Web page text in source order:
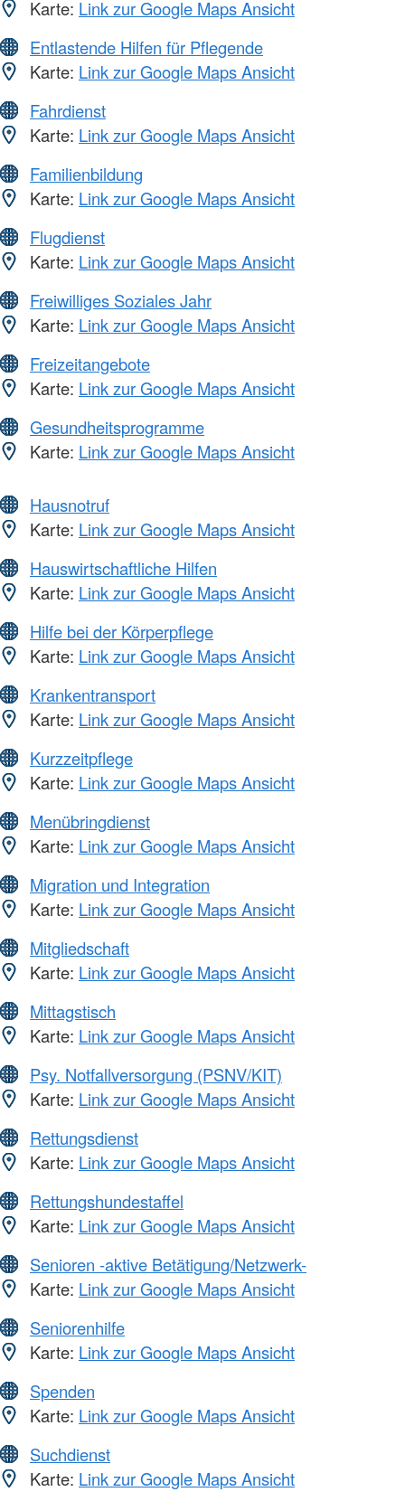
Karte: Link zur Google Maps Ansicht
Entlastende Hilfen für Pflegende
Karte: Link zur Google Maps Ansicht
Fahrdienst
Karte: Link zur Google Maps Ansicht
Familienbildung
Karte: Link zur Google Maps Ansicht
Flugdienst
Karte: Link zur Google Maps Ansicht
Freiwilliges Soziales Jahr
Karte: Link zur Google Maps Ansicht
Freizeitangebote
Karte: Link zur Google Maps Ansicht
Gesundheitsprogramme
Karte: Link zur Google Maps Ansicht
Hausnotruf
Karte: Link zur Google Maps Ansicht
Hauswirtschaftliche Hilfen
Karte: Link zur Google Maps Ansicht
Hilfe bei der Körperpflege
Karte: Link zur Google Maps Ansicht
Krankentransport
Karte: Link zur Google Maps Ansicht
Kurzzeitpflege
Karte: Link zur Google Maps Ansicht
Menübringdienst
Karte: Link zur Google Maps Ansicht
Migration und Integration
Karte: Link zur Google Maps Ansicht
Mitgliedschaft
Karte: Link zur Google Maps Ansicht
Mittagstisch
Karte: Link zur Google Maps Ansicht
Psy. Notfallversorgung (PSNV/KIT)
Karte: Link zur Google Maps Ansicht
Rettungsdienst
Karte: Link zur Google Maps Ansicht
Rettungshundestaffel
Karte: Link zur Google Maps Ansicht
Senioren -aktive Betätigung/Netzwerk-
Karte: Link zur Google Maps Ansicht
Seniorenhilfe
Karte: Link zur Google Maps Ansicht
Spenden
Karte: Link zur Google Maps Ansicht
Suchdienst
Karte: Link zur Google Maps Ansicht